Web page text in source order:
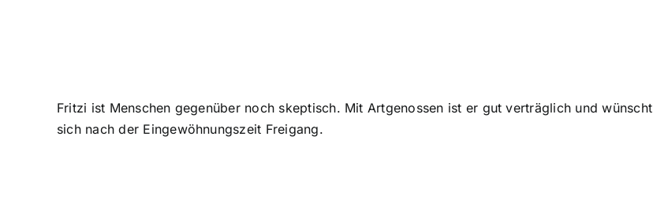
Fritzi ist Menschen gegenüber noch skeptisch. Mit Artgenossen ist er gut verträglich und wünscht
sich nach der Eingewöhnungszeit Freigang.